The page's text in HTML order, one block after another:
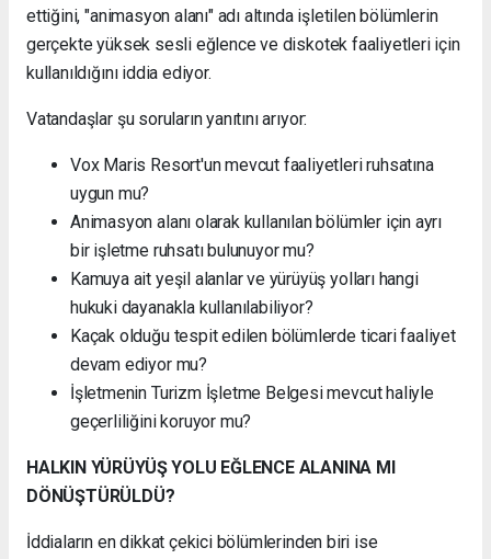
ettiğini, "animasyon alanı" adı altında işletilen bölümlerin
gerçekte yüksek sesli eğlence ve diskotek faaliyetleri için
kullanıldığını iddia ediyor.
Vatandaşlar şu soruların yanıtını arıyor:
Vox Maris Resort'un mevcut faaliyetleri ruhsatına
uygun mu?
Animasyon alanı olarak kullanılan bölümler için ayrı
bir işletme ruhsatı bulunuyor mu?
Kamuya ait yeşil alanlar ve yürüyüş yolları hangi
hukuki dayanakla kullanılabiliyor?
Kaçak olduğu tespit edilen bölümlerde ticari faaliyet
devam ediyor mu?
İşletmenin Turizm İşletme Belgesi mevcut haliyle
geçerliliğini koruyor mu?
HALKIN YÜRÜYÜŞ YOLU EĞLENCE ALANINA MI
DÖNÜŞTÜRÜLDÜ?
İddiaların en dikkat çekici bölümlerinden biri ise